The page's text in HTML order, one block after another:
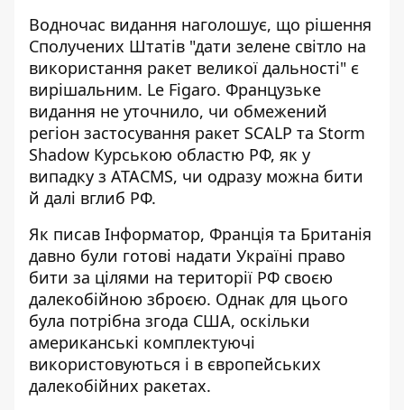
Водночас видання наголошує, що рішення
Сполучених Штатів "дати зелене світло на
використання ракет великої дальності" є
вирішальним. Le Figaro. Французьке
видання не уточнило, чи обмежений
регіон застосування ракет SCALP та Storm
Shadow Курською областю РФ, як у
випадку з ATACMS, чи одразу можна бити
й далі вглиб РФ.
Як писав Інформатор, Франція та Британія
давно були готові надати Україні право
бити за цілями на території РФ своєю
далекобійною зброєю. Однак для цього
була потрібна згода США, оскільки
американські комплектуючі
використовуються і в європейських
далекобійних ракетах.